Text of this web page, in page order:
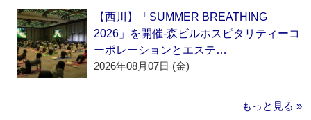
【西川】「SUMMER BREATHING
2026」を開催‐森ビルホスピタリティーコ
ーポレーションとエステ…
2026年08月07日 (金)
もっと見る »